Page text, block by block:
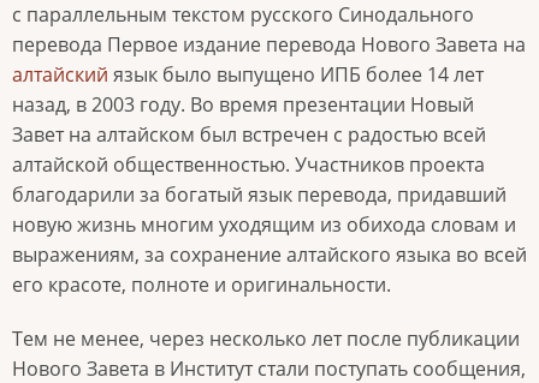
с параллельным текстом русского Синодального
перевода Первое издание перевода Нового Завета на
алтайский язык было выпущено ИПБ более 14 лет
назад, в 2003 году. Во время презентации Новый
Завет на алтайском был встречен с радостью всей
алтайской общественностью. Участников проекта
благодарили за богатый язык перевода, придавший
новую жизнь многим уходящим из обихода словам и
выражениям, за сохранение алтайского языка во всей
его красоте, полноте и оригинальности.
Тем не менее, через несколько лет после публикации
Нового Завета в Институт стали поступать сообщения,